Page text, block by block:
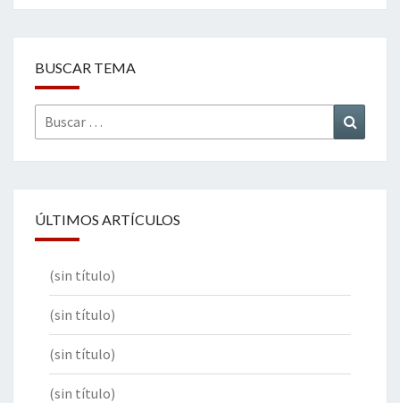
BUSCAR TEMA
Buscar
por:
ÚLTIMOS ARTÍCULOS
(sin título)
(sin título)
(sin título)
(sin título)